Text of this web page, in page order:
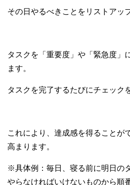
その日やるべきことをリストアッ
タスクを「重要度」や「緊急度」
ます。
タスクを完了するたびにチェック
これにより、達成感を得ることが
高まります。
※具体例：毎日、寝る前に明日の
やらなければいけないものから順